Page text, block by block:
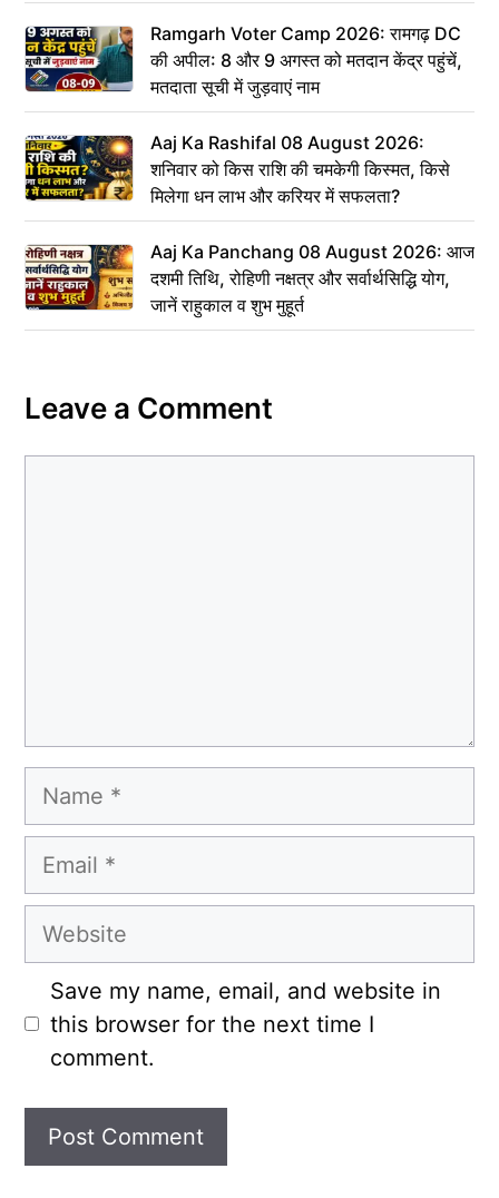
Ramgarh Voter Camp 2026: रामगढ़ DC
की अपील: 8 और 9 अगस्त को मतदान केंद्र पहुंचें,
मतदाता सूची में जुड़वाएं नाम
Aaj Ka Rashifal 08 August 2026:
शनिवार को किस राशि की चमकेगी किस्मत, किसे
मिलेगा धन लाभ और करियर में सफलता?
Aaj Ka Panchang 08 August 2026: आज
दशमी तिथि, रोहिणी नक्षत्र और सर्वार्थसिद्धि योग,
जानें राहुकाल व शुभ मुहूर्त
Leave a Comment
Name
Email
Website
Save my name, email, and website in
this browser for the next time I
comment.